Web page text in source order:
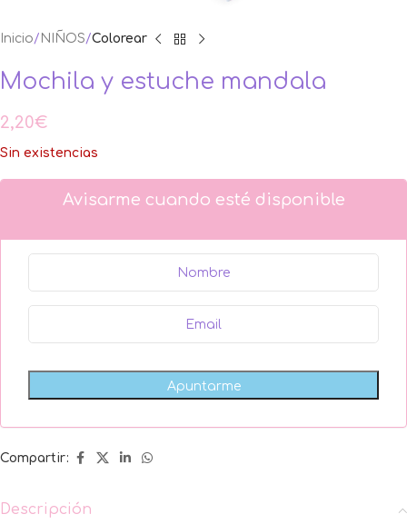
Inicio NIÑOS Colorear
Mochila y estuche mandala
2,20€
Sin existencias
Avisarme cuando esté disponible
Compartir:
Descripción